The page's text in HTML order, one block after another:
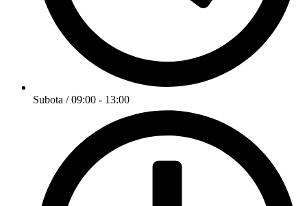
Subota / 09:00 - 13:00